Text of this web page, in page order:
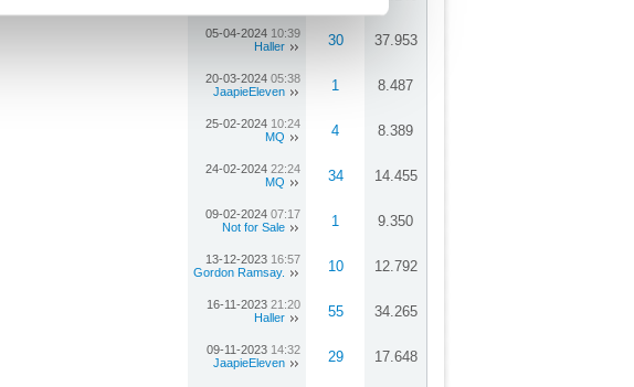
05-04-2024 10:39
Haller
30 37.953
20-03-2024 05:38
JaapieEleven
1 8.487
25-02-2024 10:24
MQ
4 8.389
24-02-2024 22:24
MQ
34 14.455
09-02-2024 07:17
Not for Sale
1 9.350
13-12-2023 16:57
Gordon Ramsay.
10 12.792
16-11-2023 21:20
Haller
55 34.265
09-11-2023 14:32
JaapieEleven
29 17.648